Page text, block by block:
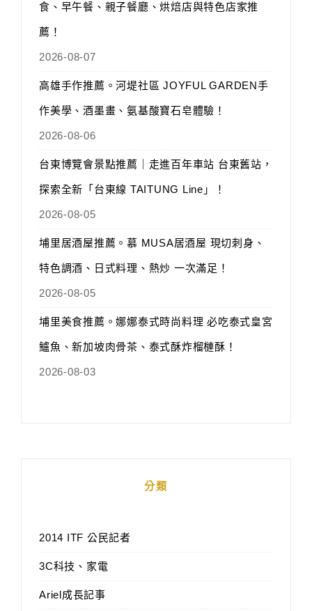
食、早午餐、親子餐廳、烘焙店與特色店家推
薦！
2026-08-07
高雄手作推薦。河堤社區 JOYFUL GARDEN手
作美學、酒墨畫、氨基酸寶石皂體驗！
2026-08-06
台東博覽會景點推薦｜走進百年車站 台東舊站，
探索全新「台東線 TAITUNG Line」！
2026-08-05
埔里居酒屋推薦。慕 MUSA居酒屋 現切刺身、
特色調酒、日式料理、熱炒 一次滿足！
2026-08-05
埔里美食推薦。娜娜泰式時尚料理 必吃泰式皇宮
鱸魚、新加坡肉骨茶、泰式酥炸榴槤酥！
2026-08-03
分類
2014 ITF 公民記者
3C科技、家電
Ariel成長記事